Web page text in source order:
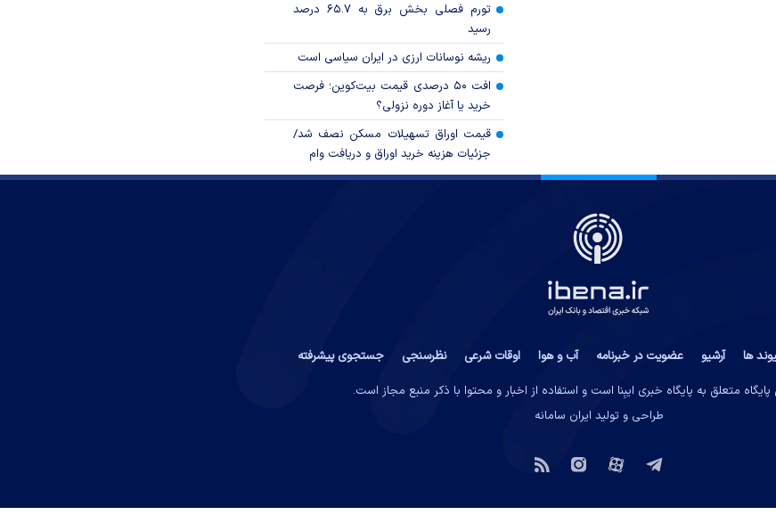
تورم فصلی بخش برق به ۶۵.۷ درصد
رسید
ریشه نوسانات ارزی در ایران سیاسی است
افت ۵۰ درصدی قیمت بیت‌کوین؛ فرصت
خرید یا آغاز دوره نزولی؟
قیمت اوراق تسهیلات مسکن نصف شد/
جزئیات هزینه خرید اوراق و دریافت وام
ها آرشیو عضویت در خبرنامه آب و هوا اوقات شرعی نظرسنجی
جستجوی پیشرفته
متعلق به پایگاه خبری ایبِنا است و استفاده از اخبار و محتوا با ذکر منبع مجاز است.
طراحی و تولید ایران سامانه